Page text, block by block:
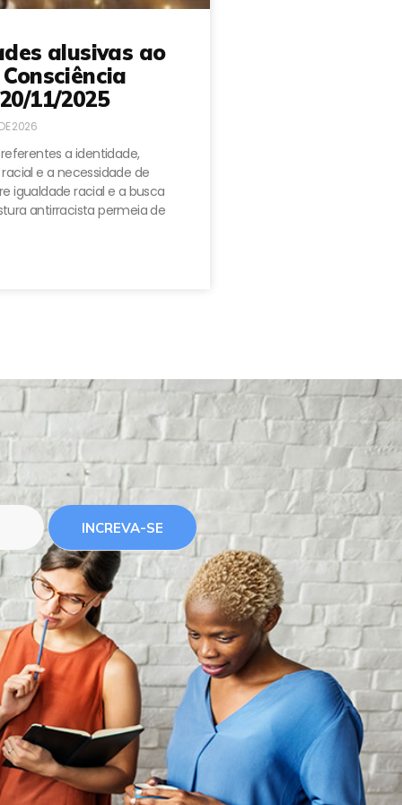
alusivas ao
11/2025
2026
a identidade,
e a necessidade de
igualdade racial e a busca
antirracista permeia de
INCREVA-SE